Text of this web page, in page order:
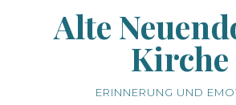
Alte
Kirche
ERINNERUNG UND